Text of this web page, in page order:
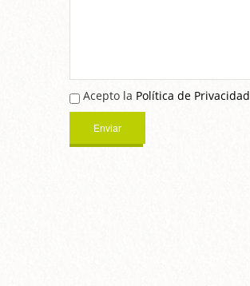
Acepto la Política de Privacidad